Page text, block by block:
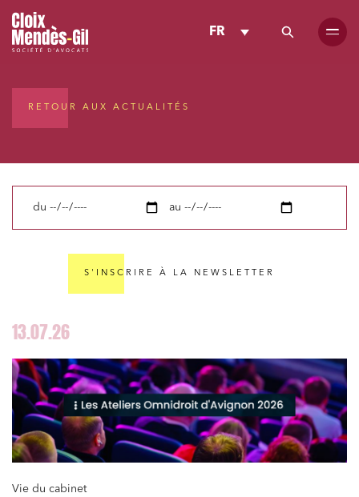
FR
RETOUR AUX ACTUALITÉS
du au
S'INSCRIRE À LA NEWSLETTER
13.07.26
Vie du cabinet